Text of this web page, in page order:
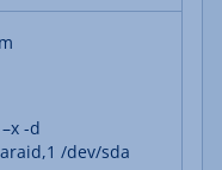
-d
/dev/sda